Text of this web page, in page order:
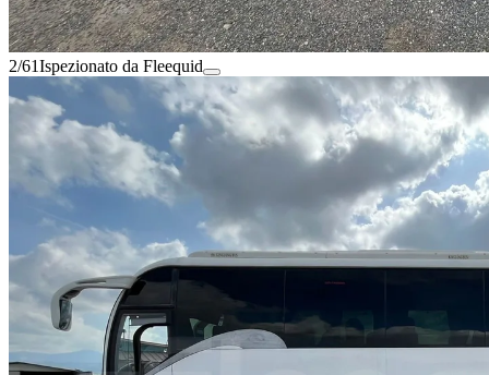
2/61Ispezionato da Fleequid